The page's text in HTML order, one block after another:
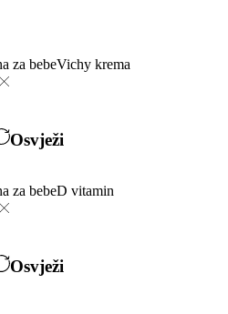
za bebeVichy krema
Osvježi
za bebeD vitamin
Osvježi